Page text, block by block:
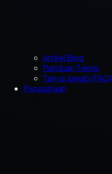
Artikel Blog
Panduan Teknis
Tanya Jawab (FAQ)
Perusahaan